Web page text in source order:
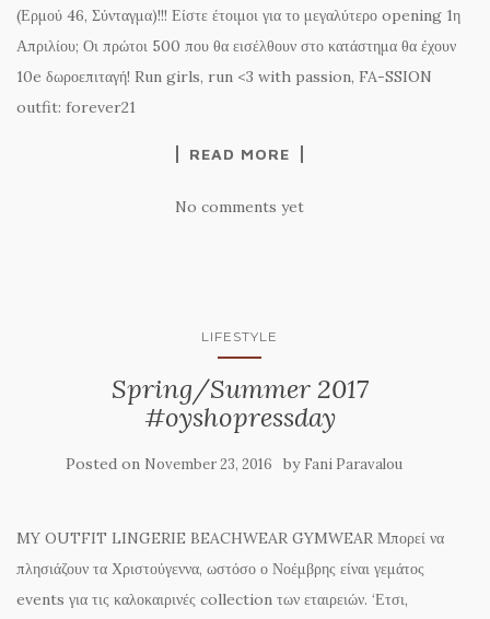
(Ερμού 46, Σύνταγμα)!!! Είστε έτοιμοι για το μεγαλύτερο opening 1η
Απριλίου; Οι πρώτοι 500 που θα εισέλθουν στο κατάστημα θα έχουν
10e δωροεπιταγή! Run girls, run <3 with passion, FA-SSION
outfit: forever21
READ MORE
No comments yet
LIFESTYLE
Spring/Summer 2017
#oyshopressday
Posted on November 23, 2016 by Fani Paravalou
MY OUTFIT LINGERIE BEACHWEAR GYMWEAR Μπορεί να
πλησιάζουν τα Χριστούγεννα, ωστόσο ο Νοέμβρης είναι γεμάτος
events για τις καλοκαιρινές collection των εταιρειών. ‘Ετσι,